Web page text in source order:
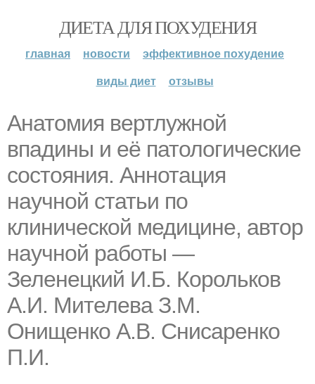
ДИЕТА ДЛЯ ПОХУДЕНИЯ
главная новости
эффективное похудение
виды диет
отзывы
Анатомия вертлужной
впадины и её патологические
состояния. Аннотация
научной статьи по
клинической медицине, автор
научной работы —
Зеленецкий И.Б. Корольков
А.И. Мителева З.М.
Онищенко А.В. Снисаренко
П.И.